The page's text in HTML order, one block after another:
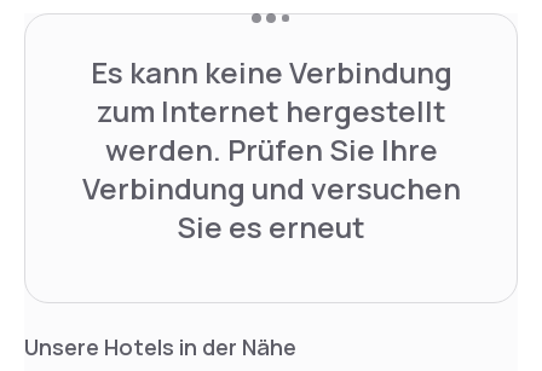
Es kann keine Verbindung
zum Internet hergestellt
werden. Prüfen Sie Ihre
Verbindung und versuchen
Sie es erneut
Unsere Hotels in der Nähe